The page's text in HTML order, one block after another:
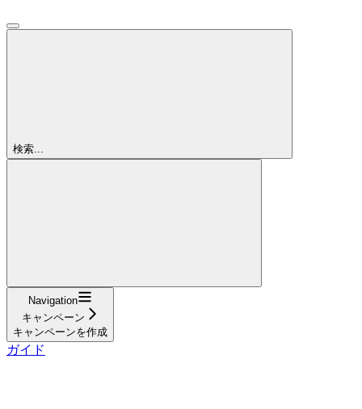
検索...
Navigation
キャンペーン
キャンペーンを作成
ガイド